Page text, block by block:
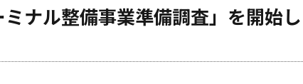
ナル整備事業準備調査」を開始し